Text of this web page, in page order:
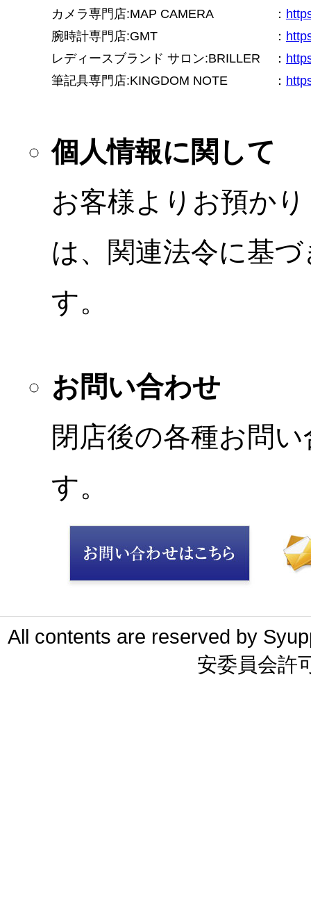
カメラ専門店:MAP CAMERA ：
腕時計専門店:GMT
：
レディースブランド サロン:BRILLER
：
筆記具専門店:KINGDOM NOTE
：
個人情報に関して
お客様よりお預か
は、関連法令に基
す。
お問い合わせ
閉店後の各種お問
す。
All contents are reserved by
安委員会許